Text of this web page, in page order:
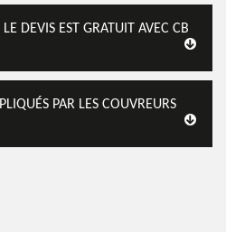
DEVIS EST GRATUIT AVEC CB
PAR LES COUVREURS